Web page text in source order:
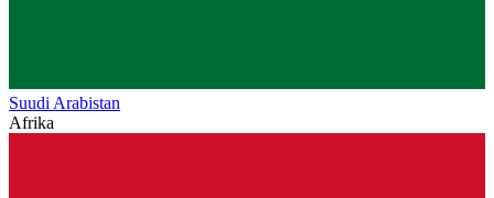
Suudi Arabistan
Afrika